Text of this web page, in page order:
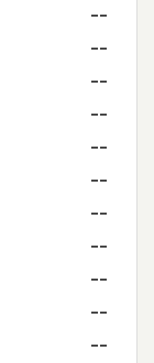
--
--
--
--
--
--
--
--
--
--
--